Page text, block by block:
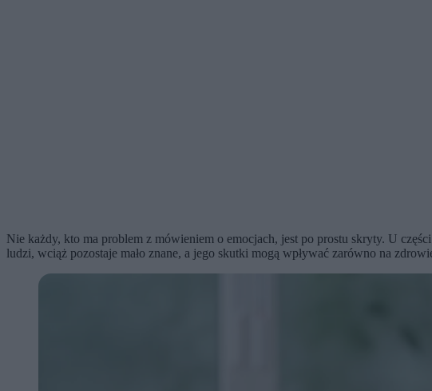
Nie każdy, kto ma problem z mówieniem o emocjach, jest po prostu skryty. U
ludzi, wciąż pozostaje mało znane, a jego skutki mogą wpływać zarówno na